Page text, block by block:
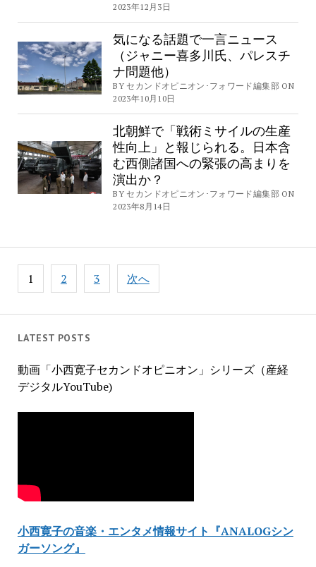
LATEST POSTS
動画「小西寛子セカンドオピニオン」シリーズ（産経
デジタルYouTube)
小西寛子の音楽・エンタメ情報サイト『ANALOGシン
ガーソング』
2023年12月3日
気になる話題で一言ニュース
（ジャニー喜多川氏、パレスチ
ナ問題他）
BY セカンドオピニオン･フォワード編集部 ON
2023年10月10日
北朝鮮で「戦術ミサイルの生産
性向上」と報じられる。日本含
む西側諸国への緊張の高まりを
演出か？
BY セカンドオピニオン･フォワード編集部 ON
2023年8月14日
投
稿
ー
送
り
1 2 3 次へ